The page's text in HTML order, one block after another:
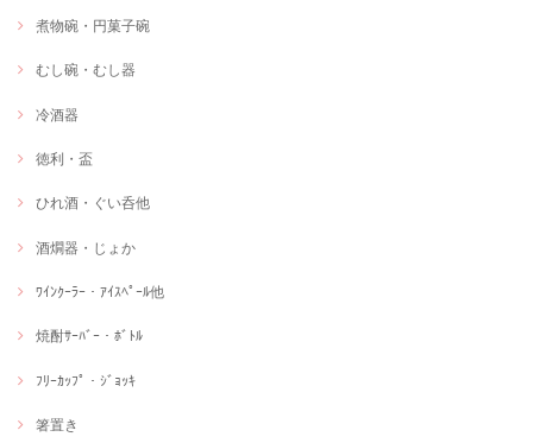
煮物碗・円菓子碗
むし碗・むし器
冷酒器
徳利・盃
ひれ酒・ぐい呑他
酒燗器・じょか
ﾜｲﾝｸｰﾗｰ・ｱｲｽﾍﾟｰﾙ他
焼酎ｻｰﾊﾞｰ・ﾎﾞﾄﾙ
ﾌﾘｰｶｯﾌﾟ・ｼﾞｮｯｷ
箸置き